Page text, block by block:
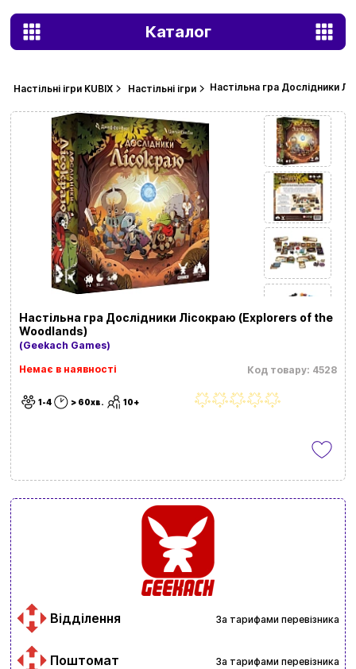
Каталог
Настільні ігри KUBIX Настільні ігри Настільна гра Дослідники
Настільна гра Дослідники Лісокраю (Explorers of the
Woodlands)
(Geekach Games)
Код товару: 4528
Немає в наявності
1-4 > 60хв. 10+
Відділення За тарифами перевізника
Поштомат За тарифами перевізника